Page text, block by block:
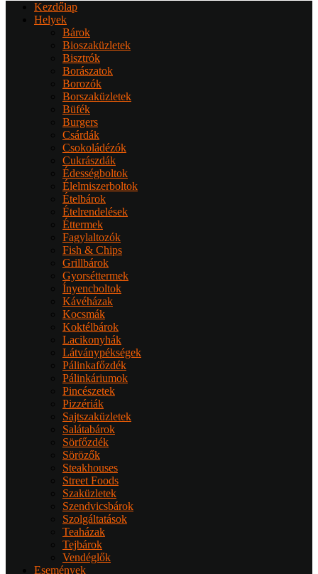
Kezdőlap
Helyek
Bárok
Bioszaküzletek
Bisztrók
Borászatok
Borozók
Borszaküzletek
Büfék
Burgers
Csárdák
Csokoládézók
Cukrászdák
Édességboltok
Élelmiszerboltok
Ételbárok
Ételrendelések
Éttermek
Fagylaltozók
Fish & Chips
Grillbárok
Gyorséttermek
Ínyencboltok
Kávéházak
Kocsmák
Koktélbárok
Lacikonyhák
Látványpékségek
Pálinkafőzdék
Pálinkáriumok
Pincészetek
Pizzériák
Sajtszaküzletek
Salátabárok
Sörfőzdék
Sörözők
Steakhouses
Street Foods
Szaküzletek
Szendvicsbárok
Szolgáltatások
Teaházak
Tejbárok
Vendéglők
Események